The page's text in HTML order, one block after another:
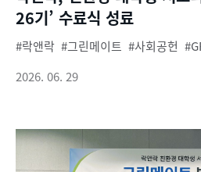
26기’ 수료식 성료
락앤락 그린메이트 사회공헌
2026. 06. 29